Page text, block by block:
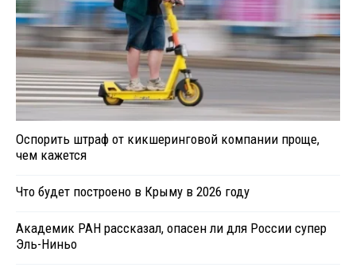
Оспорить штраф от кикшеринговой компании проще,
чем кажется
Что будет построено в Крыму в 2026 году
Академик РАН рассказал, опасен ли для России супер
Эль-Ниньо